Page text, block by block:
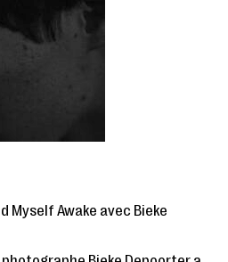
Myself Awake avec Bieke